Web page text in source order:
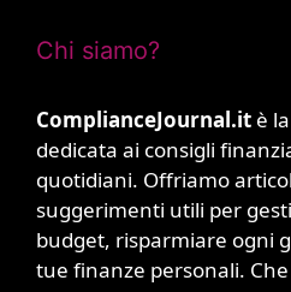
Chi siamo?
ComplianceJournal.it è
dedicata ai consigli
quotidiani. Offriamo
suggerimenti utili per
budget, risparmiare ogni
tue finanze personali.